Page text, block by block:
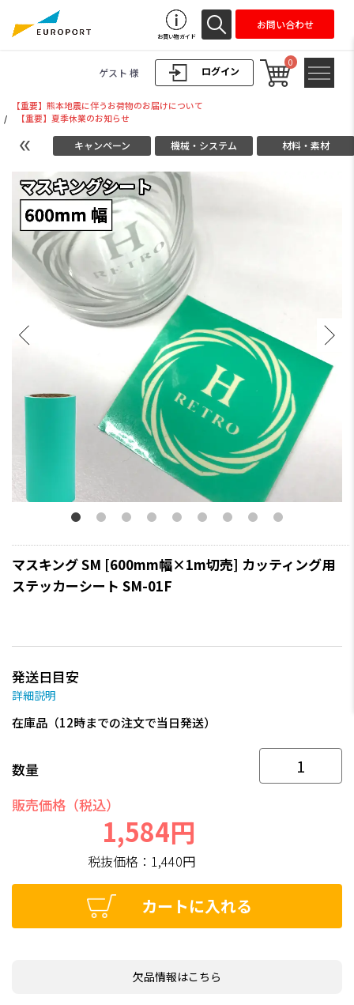
ログイン
ゲスト 様
0
お買い物ガイド
お問い合わせ
【重要】熊本地震に伴うお荷物のお届けについて
/
【重要】夏季休業のお知らせ
キャンペーン 機械・システム 材料・素材
マスキング SM [600mm幅×1m切売] カッティング用
ステッカーシート SM-01F
発送日目安
詳細説明
在庫品（12時までの注文で当日発送）
数量
販売価格（税込）
1,584円
税抜価格： 1,440円
カートに入れる
欠品情報はこちら